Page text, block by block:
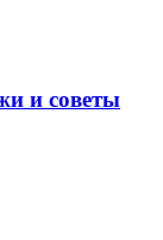
и советы